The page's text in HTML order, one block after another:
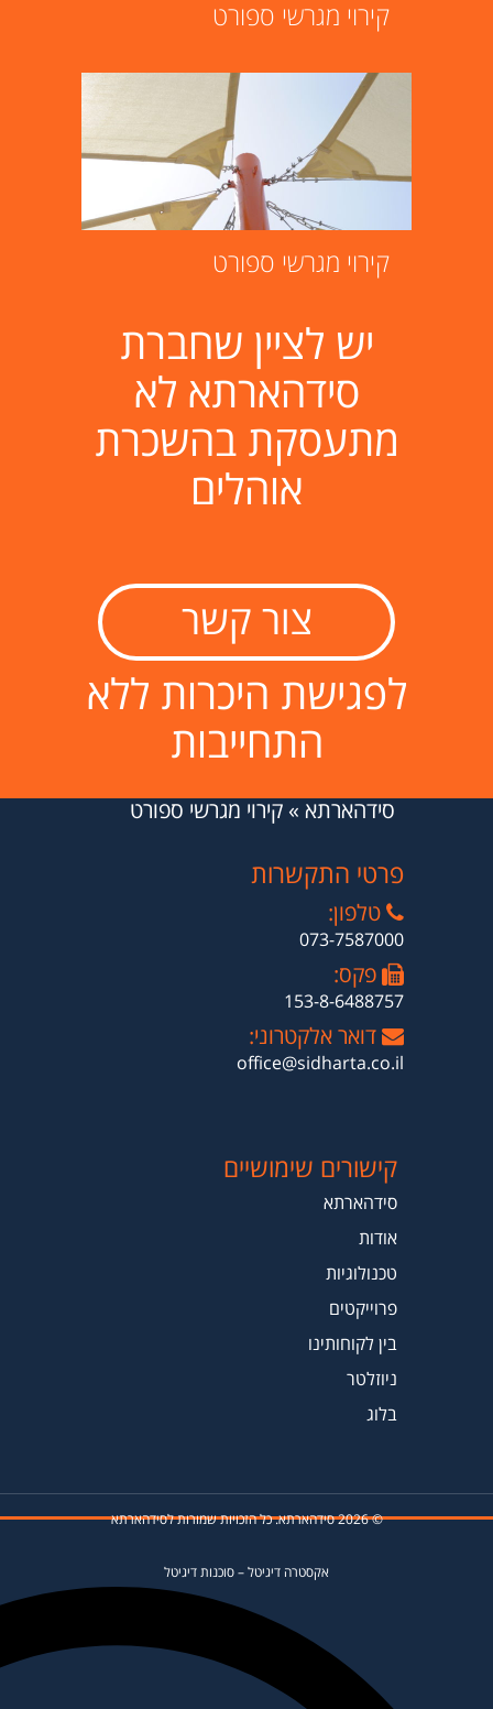
קירוי מגרשי ספורט
קירוי מגרשי ספורט
יש לציין שחברת
סידהארתא לא
מתעסקת בהשכרת
אוהלים
צור קשר
לפגישת היכרות ללא
התחייבות
סידהארתא » קירוי מגרשי ספורט
פרטי התקשרות
טלפון:
073-7587000
פקס:
153-8-6488757
דואר אלקטרוני:
office@sidharta.co.il
קישורים שימושיים
סידהארתא
אודות
טכנולוגיות
פרוייקטים
בין לקוחותינו
ניוזלטר
בלוג
© 2026 סידהארתא. כל הזכויות שמורות לסידהארתא
אקסטרה דיגיטל – סוכנות דיגיטל